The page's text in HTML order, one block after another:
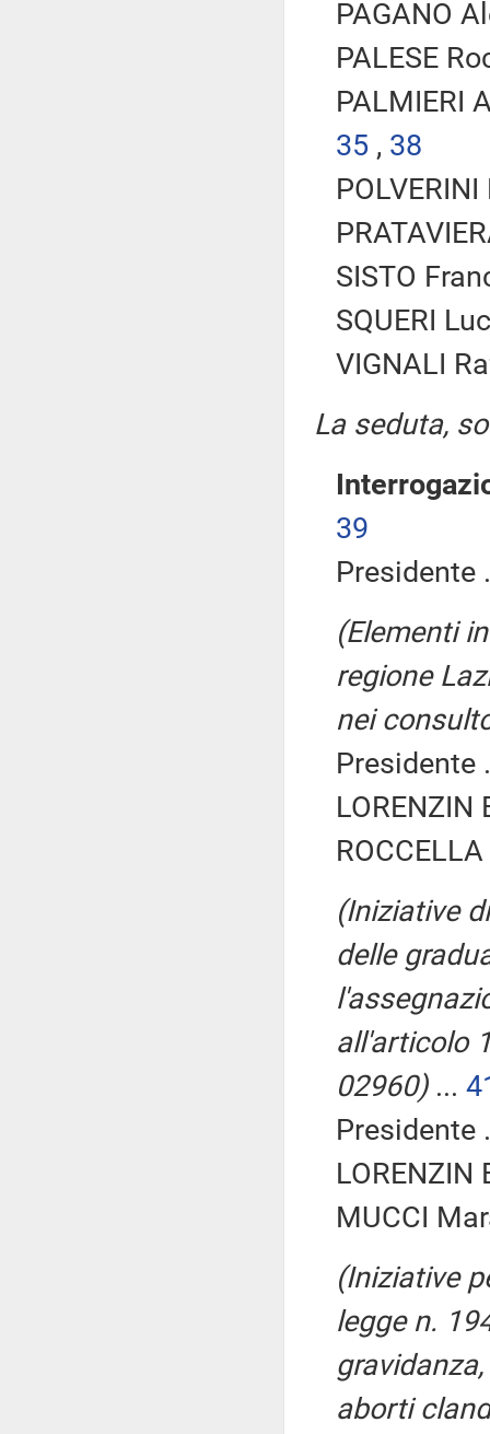
PAGANO
PALESE
PALMIERI
35 , 38
SISTO
SQUERI
VIGNALI
La seduta,
39
Presidente
(Elementi
regione
nei
Presidente
(Iniziative
delle
all'articolo
02960)...
Presidente
MUCCI
(Iniziative
legge n.
aborti